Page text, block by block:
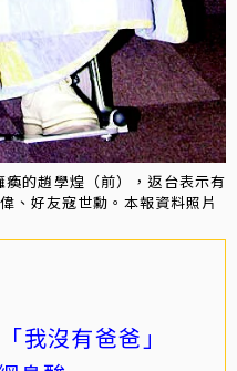
的趙學煌（前），返台表示有
、好友寇世勳。本報資料照片
我沒有爸爸」